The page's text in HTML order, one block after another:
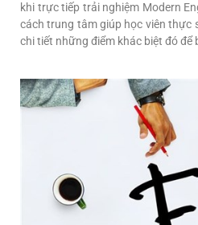
khi trực tiếp trải nghiệm Modern
cách trung tâm giúp học viên thực
chi tiết những điểm khác biệt đó